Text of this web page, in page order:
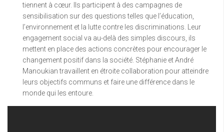
tiennent à cœur. Ils participent à des campagnes de
sensibilisation sur des questions telles que l’éducation,
l’environnement et la lutte contre les discriminations. Leur
engagement social va au-delà des simples discours, ils
mettent en place des actions concrètes pour encourager le
changement positif dans la société. Stéphanie et André
Manoukian travaillent en étroite collaboration pour atteindre
leurs objectifs communs et faire une différence dans le
monde qui les entoure.